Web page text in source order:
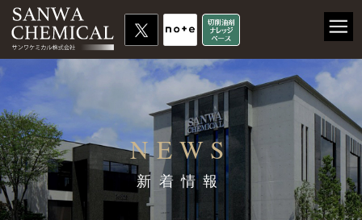
NEWS
新着情報